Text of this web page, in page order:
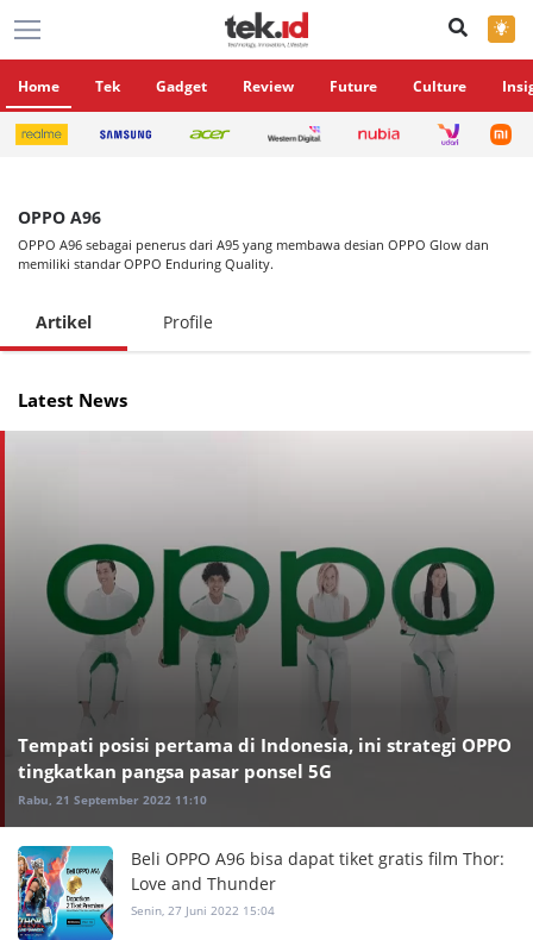
×
Home Tek Gadget Review Future Culture
OPPO A96
OPPO A96 sebagai penerus dari A95 yang membawa desian OPPO Glow dan
memiliki standar OPPO Enduring Quality.
Artikel Profile
Latest News
Tempati posisi pertama di Indonesia, ini strategi OPPO
tingkatkan pangsa pasar ponsel 5G
Rabu, 21 September 2022 11:10
Beli OPPO A96 bisa dapat tiket gratis film Thor:
Love and Thunder
Senin, 27 Juni 2022 15:04